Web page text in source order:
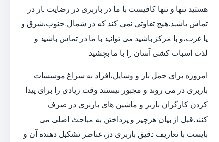
هستید تنها و تنها کافیست با ما در باربری در رضایت بار در
تماس باشید.هیچ تفاوتی نمی کند که در شمال،جنوب،شرق و
یا غرب،و با مرکز باشید می توانید با ما در تماس باشید و
لذت اسباب کشی آسان را با ما بچشید.
امروزه برای حمل بار و وسایل،افراد به سراغ موسسات
باربری در می روند و مجبور نیستند وقت زیادی را برای پیدا
کردن کارگران باربر و ماشین های باربری در صرف
کنند.قبل از بیان هرچیز و پرداختن به مباحث اصلی می
بایست با تعاریف دقیق باربری در،عناصر تشکیل دهنده آن و